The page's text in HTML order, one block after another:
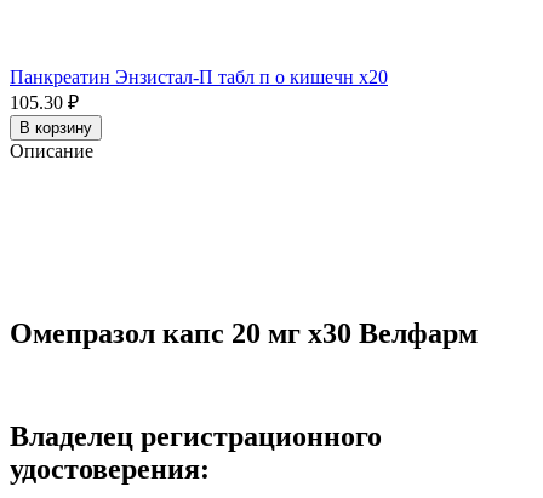
Панкреатин Энзистал-П табл п о кишечн x20
105.30 ₽
В корзину
Описание
Омепразол капс 20 мг x30 Велфарм
Владелец регистрационного
удостоверения: